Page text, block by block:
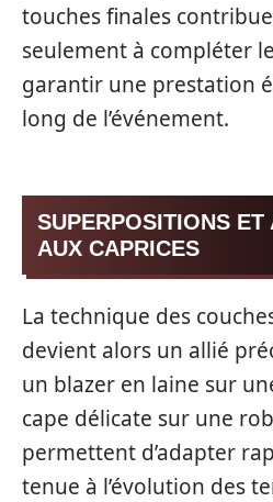
touches finales
seulement à compléter
garantir une prestation
long de l’événement.
SUPERPOSITIONS ET
AUX CAPRICES
La technique des
devient alors un allié
un blazer en laine sur
cape délicate sur une
permettent d’adapter
tenue à l’évolution des